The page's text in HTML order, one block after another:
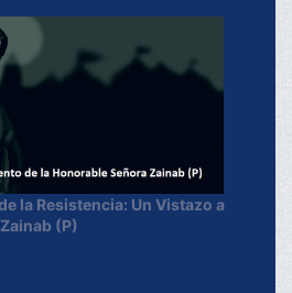
la Resistencia: Un Vistazo a
(P)